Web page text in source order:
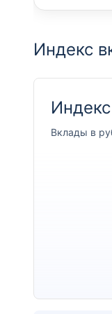
Индекс
Вклады в